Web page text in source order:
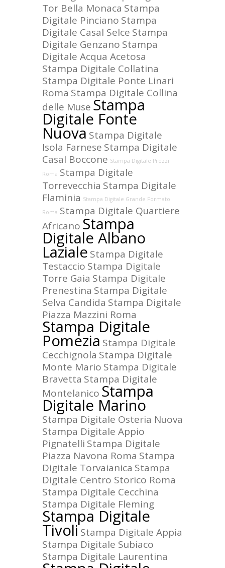
Tor Bella Monaca Stampa
Digitale Pinciano Stampa
Digitale Casal Selce Stampa
Digitale Genzano Stampa
Digitale Acqua Acetosa
Stampa Digitale Collatina
Stampa Digitale Ponte Linari
Roma Stampa Digitale Collina
delle Muse Stampa
Digitale Fonte
Nuova Stampa Digitale
Isola Farnese Stampa Digitale
Casal Boccone Stampa Digitale Prezzi
Roma Stampa Digitale
Torrevecchia Stampa Digitale
Flaminia Stampa Digitale Grande Formato
Roma Stampa Digitale Quartiere
Africano Stampa
Digitale Albano
Laziale Stampa Digitale
Testaccio Stampa Digitale
Torre Gaia Stampa Digitale
Prenestina Stampa Digitale
Selva Candida Stampa Digitale
Piazza Mazzini Roma
Stampa Digitale
Pomezia Stampa Digitale
Cecchignola Stampa Digitale
Monte Mario Stampa Digitale
Bravetta Stampa Digitale
Montelanico Stampa
Digitale Marino
Stampa Digitale Osteria Nuova
Stampa Digitale Appio
Pignatelli Stampa Digitale
Piazza Navona Roma Stampa
Digitale Torvaianica Stampa
Digitale Centro Storico Roma
Stampa Digitale Cecchina
Stampa Digitale Fleming
Stampa Digitale
Tivoli Stampa Digitale Appia
Stampa Digitale Subiaco
Stampa Digitale Laurentina